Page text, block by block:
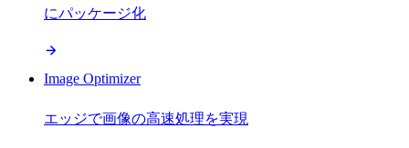
にパッケージ化
Image Optimizer
エッジで画像の高速処理を実現